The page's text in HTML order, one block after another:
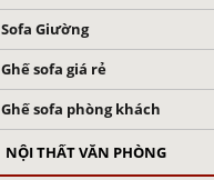
Sofa Giường
Ghế sofa giá rẻ
Ghế sofa phòng khách
NỘI THẤT VĂN PHÒNG